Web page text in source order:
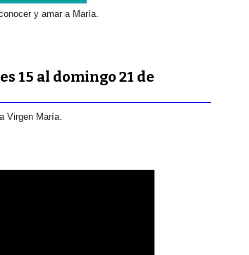
y amar a María.
15 al domingo 21 de
Virgen María.